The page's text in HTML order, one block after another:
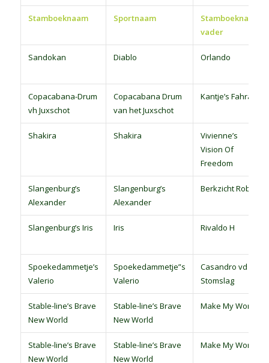
Stamboeknaam Sportnaam
Stamboeknaam
vader
Sandokan Diablo Orlando
Copacabana-Drum
vh Juxschot
Copacabana Drum
van het Juxschot
Kantje’s Fahran
Shakira Shakira
Vivienne’s
Vision Of
Freedom
Slangenburg’s
Alexander
Slangenburg’s
Alexander
Berkzicht Rob
Slangenburg’s Iris Iris Rivaldo H
Spoekedammetje’s
Valerio
Spoekedammetje”s
Valerio
Casandro vd
Stomslag
Stable-line’s Brave
New World
Stable-line’s Brave
New World
Make My World
Stable-line’s Brave
New World
Stable-line’s Brave
New World
Make My World